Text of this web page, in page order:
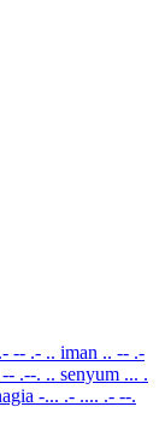
-- .- .. iman .. -- .-
.--. .. senyum ... .
-... .- .... .- --.